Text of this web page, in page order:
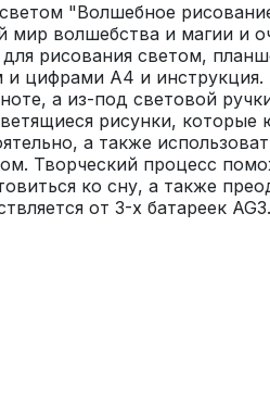
"Волшебное
мир волшебства и магии и
рисования светом,
и цифрами А4 и
а из-под световой
рисунки,
а также
Творческий процесс
ко сну, а также
от 3-х батареек